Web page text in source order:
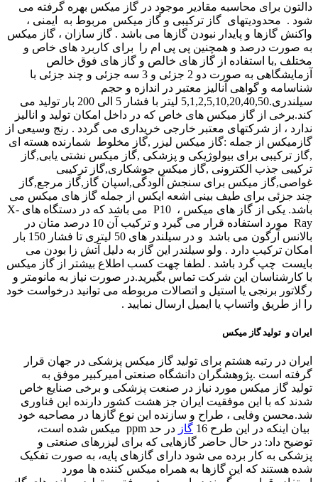
دالتون برای محاسبه مقادیر موجود در گاز میکس بهره گرفته می
شود . محدودیتهای گاز ترکیبی و گاز میکس مربوط به ایمنی ،
واکنش گازها و پایدار نبودن گازها می باشد . گاز سازان ، گاز میکس
به صورت درصد و همچنین پی پی ام را
برای کاربرد های خاص و
مختلف ,با استفاده از گاز های خالص و گاز های فوق خالص
آزمایشگاهی به صورت دو 2 جزئی و 3 سه جزئی و چند جزئی با
شناسامه و گواهی آنالیز معتبر در اندازه و حجم
سیلندری.5,1,2,5,10,20,40,50
لیتر با فشار 5 الی 200 بار تولید می
کند.برخی از گاز میکس های خاص که در داخل امکان تولید و انالیز
ندارد ، از شرکتهای معتبر خارجی خریداری می گردد . رنج وسیعی از
گازمیکس از جمله :گاز میکس لیزر ,گاز مخلوط شمارنده هسته ای
,گاز ترکیبی برای بیولوژیکی و پزشکی ,گاز میکس نشتی یابی,گاز
ترکیبی جذب الکترونی ,گاز میکس جوشکاری,گاز ترکیبی
غواصی,گاز میکس برای سنجش آلودگی,اسپان گاز,گاز مرجع,گاز
چند جزئی برای طیف بینی اشعه ایکس از جمله گاز های میکس می
باشد. یکی از گاز های میکس ، می باشد که در دستگاه های X-
Ray
مورد استفاده قرار می گیرد و ترکیب آن 10 درصد متان در
بالانس آرگون می باشد و در سیلندر های 50 لیتری تا فشار 150 بار
امکان ترکیب دارد . ولو سیلندر این گاز به دلیل آتش زا بودن می
بایست چپ گرد باشد . لطفا چهت کسب اطلاع بیشتر از گاز میکس
با کارشناسان این شرکت تماس بگیرید.در صورت نیاز به مانومتر و
رگلاتور برنجی یا استیل و اتصالات مربوطه می توانید درخواست خود
را از طریق واتساپ یا ایمیل ارسال نمایید .
ایران و تولید گاز میکس
ایران در رتبه هشتم برای تولید گاز میکس پزشکی در جهان قرار
گرفته است .پژوهشگران دانشگاه صنعتی امیرکبیر موفق به
تولید گاز میکس مورد نیاز در صنعت پزشکی و برخی صنایع خاص
شدند که با این موفقیت ایران جز هشت کشور دارنده این فناوری
شد.محسن وفایی ، طراح و سازنده این نوع گازها در مصاحبه خود
بیان اینکه در این طرح 16
گاز در حد
میکس شده است،
توضیح داد: در حال حاضر گازهایی که برای لیزرهای صنعتی و
پزشکی به کار برده می شود دارای گازهای پایه، به صورت تفکیک
شده هستند که این گازها به همراه میکس کننده ها مورد